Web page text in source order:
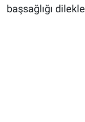
başsağlığı